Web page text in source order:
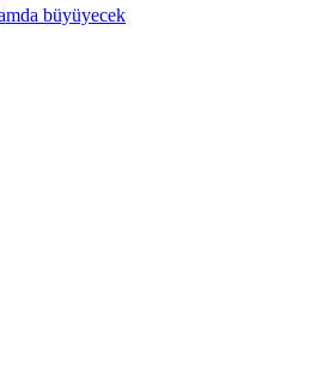
büyüyecek